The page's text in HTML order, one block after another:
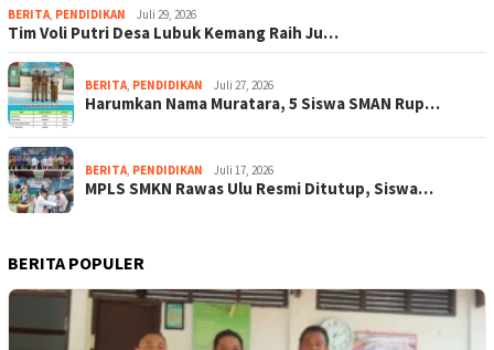
BERITA, PENDIDIKAN Juli 29, 2026
Tim Voli Putri Desa Lubuk Kemang Raih Ju…
BERITA, PENDIDIKAN Juli 27, 2026
Harumkan Nama Muratara, 5 Siswa SMAN Rup…
BERITA, PENDIDIKAN Juli 17, 2026
MPLS SMKN Rawas Ulu Resmi Ditutup, Siswa…
BERITA POPULER